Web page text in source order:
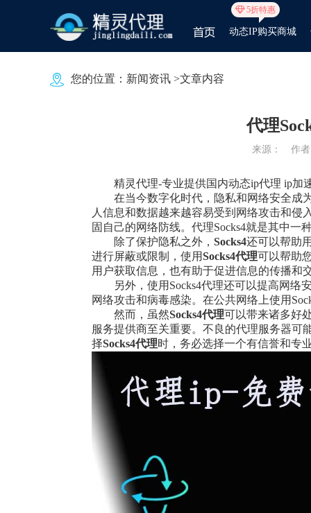
5折特惠
动态IP购买商城
您的位置： 新闻资讯 >文章内容
代理
来源： 作
精灵代理-专业提供国内动态ip代理 ip加
在当今数字化时代，隐私和网络安全成
人信息和数据越来越容易受到网络攻击和
固自己的网络防线。代理Socks4就是其中
除了保护隐私之外， Socks4还可以帮助
进行屏蔽或限制，使用Socks4代理可以帮助
用户获取信息，也有助于促进信息的传播和
另外，使用Socks4代理还可以提高网
网络攻击和病毒感染。在公共网络上使用
然而，虽然Socks4代理可以带来诸多好
服务提供商至关重要。不良的代理服务器可
择Socks4代理时，务必选择一个有信誉和专